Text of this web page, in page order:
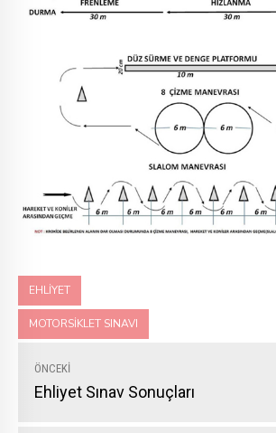
EHLIYET
MOTORSIKLET SINAVI
ÖNCEKI
Ehliyet Sınav Sonuçları